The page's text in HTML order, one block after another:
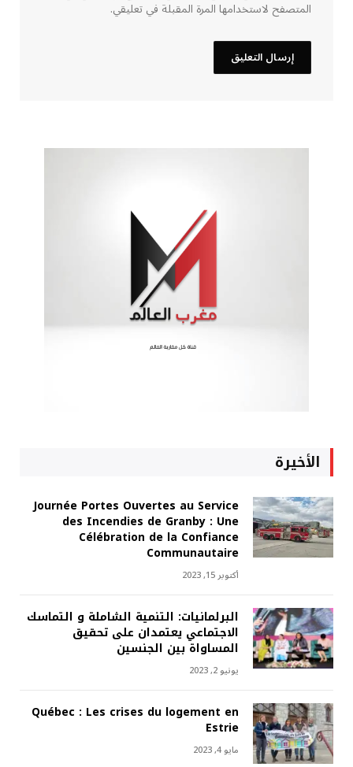
المتصفح لاستخدامها المرة المقبلة في تعليقي.
الأخيرة
Journée Portes Ouvertes au Service
des Incendies de Granby : Une
Célébration de la Confiance
Communautaire
أكتوبر 15, 2023
البرلمانيات: التنمية الشاملة و التماسك
الاجتماعي يعتمدان على تحقيق
المساواة بين الجنسين
يونيو 2, 2023
Québec : Les crises du logement en
Estrie
مايو 4, 2023